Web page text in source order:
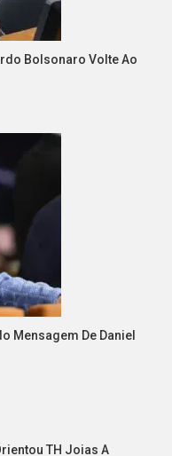
Bolsonaro Volte Ao
Mensagem De Daniel
TH Joias A